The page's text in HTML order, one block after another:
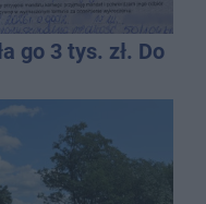
go 3 tys. zł. Do